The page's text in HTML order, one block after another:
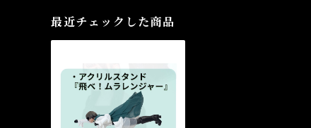
最近チェックした商品